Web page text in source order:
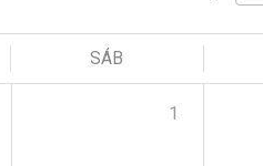
SÁB
1